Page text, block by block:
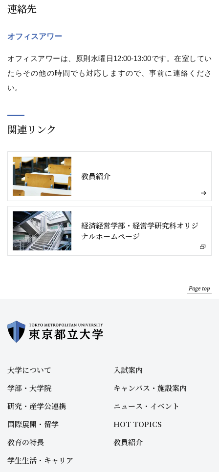
連絡先
オフィスアワー
オフィスアワーは、原則水曜日12:00-13:00です。在室してい
たらその他の時間でも対応しますので、事前に連絡くださ
い。
関連リンク
教員紹介
経済経営学部・経営学研究科オリジ
ナルホームページ
Page top
大学について
学部・大学院
研究・産学公連携
国際展開・留学
教育の特長
学生生活・キャリア
入試案内
キャンパス・施設案内
ニュース・イベント
HOT TOPICS
教員紹介